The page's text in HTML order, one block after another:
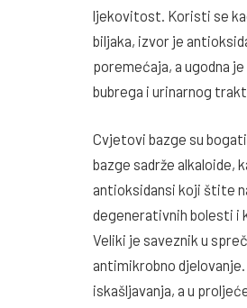
ljekovitost. Koristi se
biljaka, izvor je
poremećaja, a ugodna
bubrega i urinarnog
Cvjetovi bazge su
bazge sadrže alkaloide,
antioksidansi koji štite
degenerativnih bolesti i
Veliki je saveznik u
antimikrobno
iskašljavanja, a u